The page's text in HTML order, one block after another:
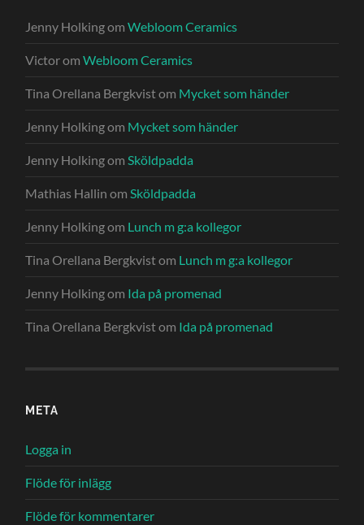
Jenny HolkingomWebloom Ceramics
VictoromWebloom Ceramics
Tina Orellana Bergkvistom Mycket som händer
Jenny Holkingom Mycket som händer
Jenny HolkingomSköldpadda
Mathias Hallin omSköldpadda
Jenny Holkingom Lunch m g:a kollegor
Tina Orellana Bergkvistom Lunch m g:a kollegor
Jenny Holkingom Ida på promenad
Tina Orellana Bergkvistom Ida på promenad
META
Logga in
Flöde för inlägg
Flöde för kommentarer